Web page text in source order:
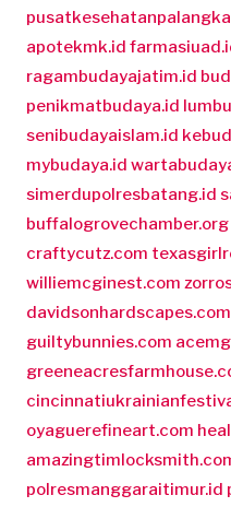
apotekmk.id
ragambudayajatim.id
penikmatbudaya.id
senibudayaislam.id
mybudaya.id
simerdupolresbatang.id
buffalogrovechamber.org
craftycutz.com
williemcginest.com
davidsonhardscapes.com
guiltybunnies.com
oyaguerefineart.com
polresmanggaraitimur.id